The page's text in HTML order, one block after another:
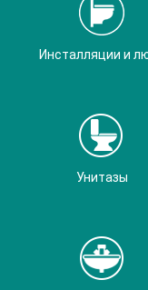
Инсталляции и
Унитазы